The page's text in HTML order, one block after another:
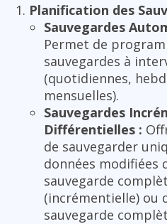
Planification des
Sauvegardes
Permet de
sauvegardes à
(quotidiennes,
mensuelles).
Sauvegardes
Différentielles :
de sauvegarder
données modifiées
sauvegarde
(incrémentielle) ou
sauvegarde